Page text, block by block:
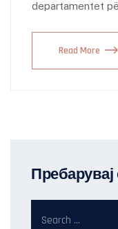
departamentet
Read More